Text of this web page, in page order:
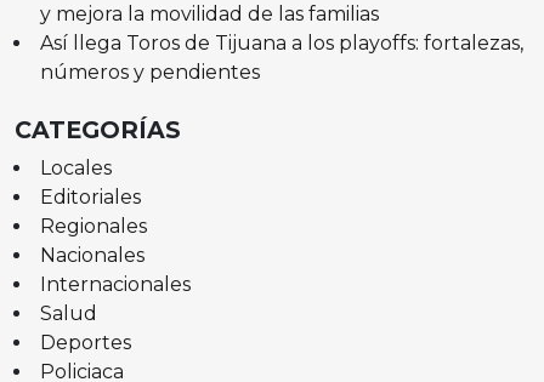
y mejora la movilidad de las familias
Así llega Toros de Tijuana a los playoffs: fortalezas,
números y pendientes
CATEGORÍAS
Locales
Editoriales
Regionales
Nacionales
Internacionales
Salud
Deportes
Policiaca